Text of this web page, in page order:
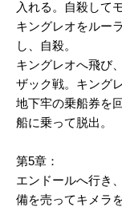
入れる。自殺して
キングレオをルー
し、自殺。
キングレオへ飛び
ザック戦。キング
地下牢の乗船券を
船に乗って脱出。
第5章：
エンドールへ行き
備を売ってキメラ